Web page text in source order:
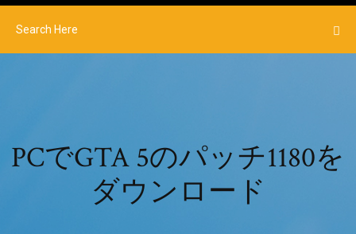
PCでGTA 5のパッチ1180を
ダウンロード